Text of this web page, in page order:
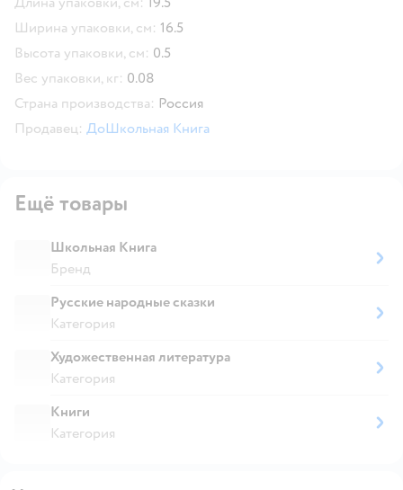
Ширина упаковки, см: 16.5
Высота упаковки, см: 0.5
Вес упаковки, кг: 0.08
Страна производства: Россия
Продавец: ДоШкольная Книга
Ещё товары
Школьная Книга
Бренд
Русские народные сказки
Категория
Художественная литература
Категория
Книги
Категория